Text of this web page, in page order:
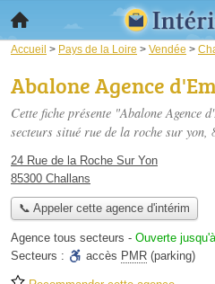
Accueil > Pays de la Loire > Vendée >
Abalone Agence
Cette fiche présente "Abalone Agence
secteurs situé rue de la roche sur yon,
24 Rue de la Roche Sur Yon
85300 Challans
📞 Appeler cette agence d'intérim
Agence tous secteurs - Ouverte
Secteurs :
accès PMR (parking)